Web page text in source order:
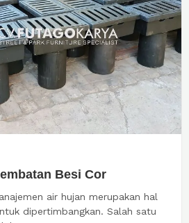
Besi Cor
air hujan merupakan hal
dipertimbangkan. Salah satu